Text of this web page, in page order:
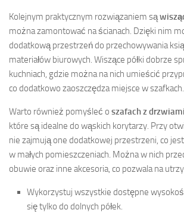
Kolejnym praktycznym rozwiązaniem są
można zamontować na ścianach. Dzięki nim
dodatkową przestrzeń do przechowywania
materiałów biurowych. Wiszące półki dobrze
kuchniach, gdzie można na nich umieścić
co dodatkowo zaoszczędza miejsce w szafkach.
Warto również pomyśleć o szafach z
które są idealne do wąskich korytarzy. Przy
nie zajmują one dodatkowej przestrzeni, co
w małych pomieszczeniach. Można w nich
obuwie oraz inne akcesoria, co pozwala na
Wykorzystuj wszystkie dostępne
się tylko do dolnych półek.